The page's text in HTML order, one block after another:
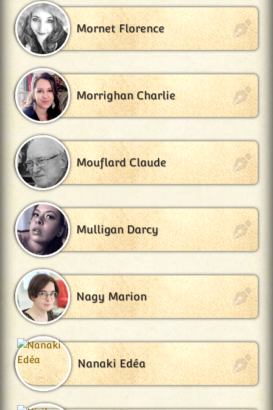
Mornet Florence
Morrighan Charlie
Mouflard Claude
Mulligan Darcy
Nagy Marion
Nanaki Edéa